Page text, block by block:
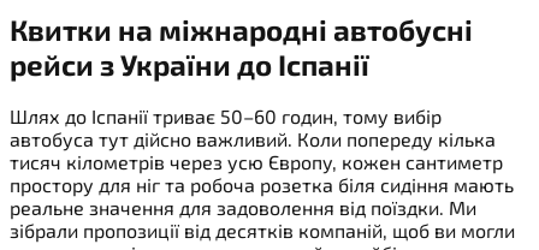
Квитки на міжнародні автобусні
рейси з України до Іспанії
Шлях до Іспанії триває 50–60 годин, тому вибір
автобуса тут дійсно важливий. Коли попереду кілька
тисяч кілометрів через усю Європу, кожен сантиметр
простору для ніг та робоча розетка біля сидіння мають
реальне значення для задоволення від поїздки. Ми
зібрали пропозиції від десятків компаній, щоб ви могли